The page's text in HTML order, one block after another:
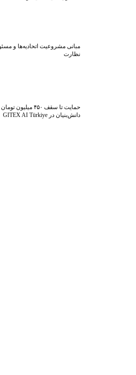
مبانی مشروعیت اتحادیه‌ها و
نظارت
حمایت تا سقف ۴۵۰
دانش‌بنیان در GITEX AI Türkiye